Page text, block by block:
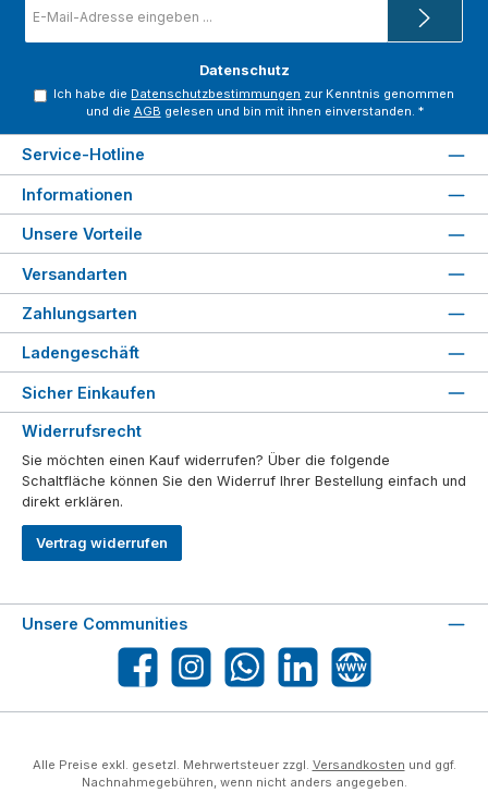
Mail-
Adresse
Datenschutz
Ich habe die Datenschutzbestimmungen zur Kenntnis genommen
und die AGB gelesen und bin mit ihnen einverstanden. *
Widerrufsrecht
Sie möchten einen Kauf widerrufen? Über die folgende
Schaltfläche können Sie den Widerruf Ihrer Bestellung einfach und
direkt erklären.
Vertrag widerrufen
Service-Hotline
Informationen
Unsere Vorteile
Versandarten
Zahlungsarten
Ladengeschäft
Sicher Einkaufen
Unsere Communities
FacebookInstagramWhatsApp Website
Alle Preise exkl. gesetzl. Mehrwertsteuer zzgl. Versandkosten und ggf.
Nachnahmegebühren, wenn nicht anders angegeben.